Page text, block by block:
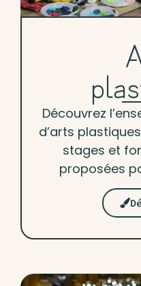
Découvrez
d’arts
stages et
proposées